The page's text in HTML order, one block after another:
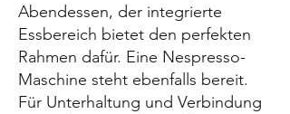
Abendessen, der integrierte
Essbereich bietet den perfekten
Rahmen dafür. Eine Nespresso-
Maschine steht ebenfalls bereit.
Für Unterhaltung und Verbindung